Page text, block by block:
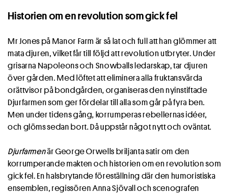
Historien om en revolution som gick fel
Mr Jones på Manor Farm är så lat och full att han glömmer att
mata djuren, vilket får till följd att revolution utbryter. Under
grisarna Napoleons och Snowballs ledarskap, tar djuren
över gården. Med löftet att eliminera alla fruktansvärda
orättvisor på bondgården, organiseras den nyinstiftade
Djurfarmen som ger fördelar till alla som går på fyra ben.
Men under tidens gång, korrumperas rebellernas idéer,
och glöms sedan bort. Då uppstår något nytt och oväntat.
Djurfarmenär George Orwells briljanta satir om den
korrumperande makten och historien om en revolution som
gick fel. En halsbrytande föreställning där den humoristiska
ensemblen, regissören Anna Sjövall och scenografen